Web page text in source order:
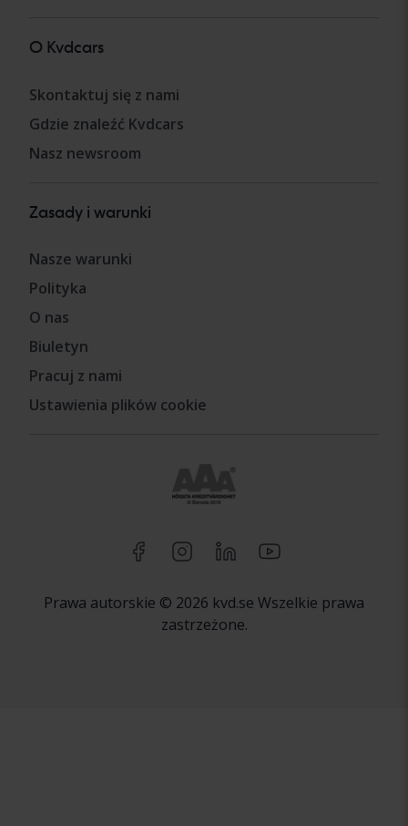
O Kvdcars
Skontaktuj się z nami
Gdzie znaleźć Kvdcars
Nasz newsroom
Zasady i warunki
Nasze warunki
Polityka
O nas
Biuletyn
Pracuj z nami
Ustawienia plików cookie
Prawa autorskie © 2026 kvd.se Wszelkie prawa
zastrzeżone.